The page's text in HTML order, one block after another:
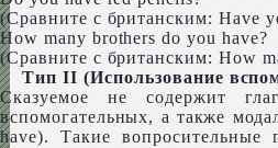
(Сравните c британским: Have
How many broth­ers do you have?
(Сравните с британским: How
Тип II (Использование
Сказуемое не содержит
вспомогательных, а также
have). Такие вопросительные